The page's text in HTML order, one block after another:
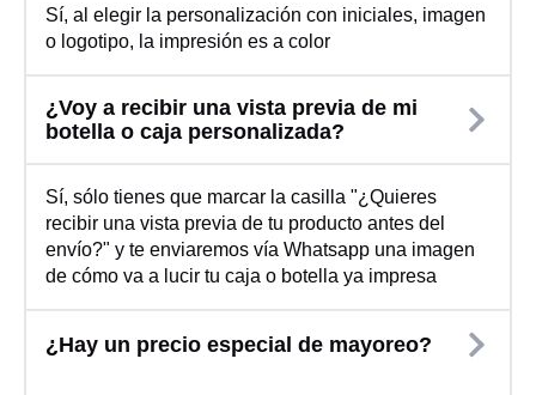
Sí, al elegir la personalización con iniciales, imagen
o logotipo, la impresión es a color
¿Voy a recibir una vista previa de mi
botella o caja personalizada?
Sí, sólo tienes que marcar la casilla "¿Quieres
recibir una vista previa de tu producto antes del
envío?" y te enviaremos vía Whatsapp una imagen
de cómo va a lucir tu caja o botella ya impresa
¿Hay un precio especial de mayoreo?